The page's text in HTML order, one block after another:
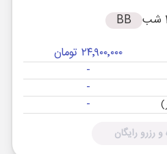
BB
۲۴٬۹۰۰٬۰۰۰ تومان
-
-
-
رزرو رایگان